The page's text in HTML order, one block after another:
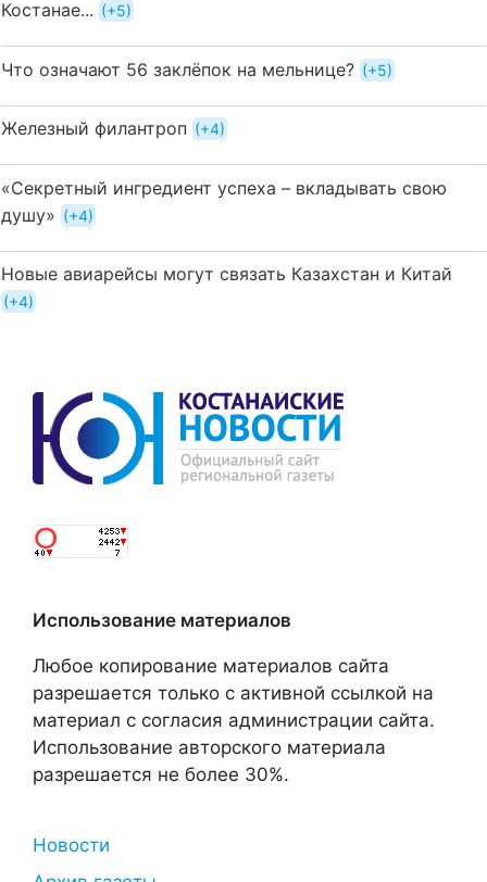
Костанае...
+5
Что означают 56 заклёпок на мельнице? +5
Железный филантроп +4
«Секретный ингредиент успеха – вкладывать свою
душу»
+4
Новые авиарейсы могут связать Казахстан и Китай
+4
Использование материалов
Любое копирование материалов сайта
разрешается только с активной ссылкой на
материал с согласия администрации сайта.
Использование авторского материала
разрешается не более 30%.
Новости